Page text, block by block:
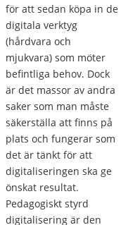
för att sedan köpa in de
digitala verktyg
(hårdvara och
mjukvara) som möter
befintliga behov. Dock
är det massor av andra
saker som man måste
säkerställa att finns på
plats och fungerar som
det är tänkt för att
digitaliseringen ska ge
önskat resultat.
Pedagogiskt styrd
digitalisering är den